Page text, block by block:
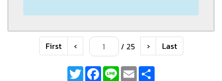
First ‹ / 25 › Last
TwitterFacebook
Line Email